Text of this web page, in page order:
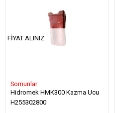
Somunlar
Hidromek HMK300 Kazma Ucu
H255302800
FIYAT ALINIZ.